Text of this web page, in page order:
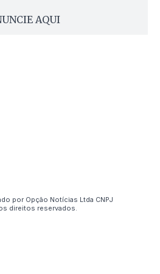
AQUI
por Opção Notícias Ltda CNPJ
direitos reservados.